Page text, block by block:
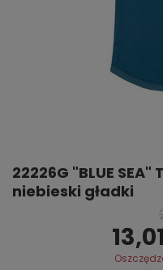
22226G "BLUE
niebieski gładki